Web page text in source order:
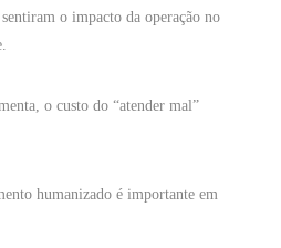
o impacto da operação no
o custo do “atender mal”
humanizado é importante em